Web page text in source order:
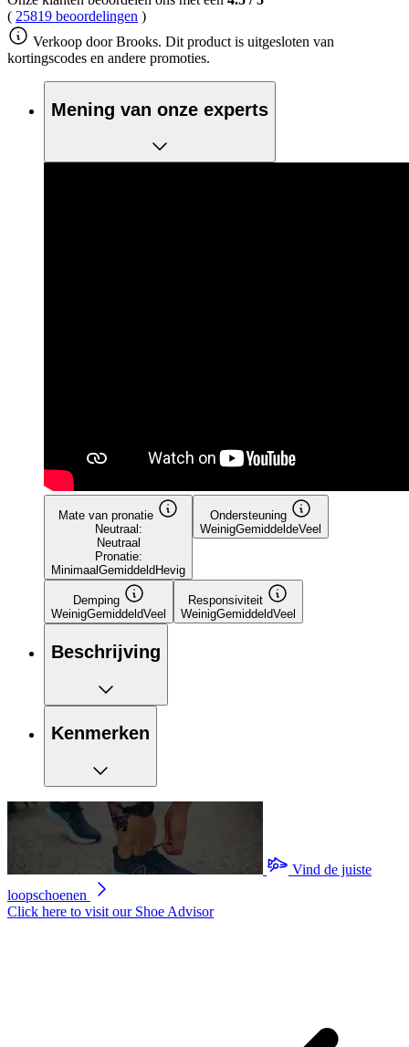
( 25819 beoordelingen )
Verkoop door Brooks. Dit product is uitgesloten van
kortingscodes en andere promoties.
Mening van onze experts
Mate van pronatie
Neutraal:
Neutraal
Pronatie:
MinimaalGemiddeld Hevig
Ondersteuning
WeinigGemiddeldeVeel
Demping
WeinigGemiddeldVeel
Responsiviteit
WeinigGemiddeldVeel
Beschrijving
Kenmerken
Vind de juiste
loopschoenen
Click here to visit our Shoe Advisor